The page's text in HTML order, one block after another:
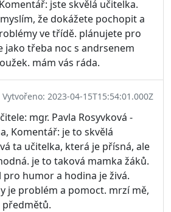
jste skvělá učitelka.
že dokážete pochopit a
ve třídě. plánujete pro
jako třeba noc s andrsenem
mám vás ráda.
Vytvořeno: 2023-04-15T15:54:01.000Z
mgr. Pavla Rosyvková -
Komentář: je to skvělá
ta učitelka, která je přísná, ale
je to taková mamka žáků.
humor a hodina je živá.
je problém a pomoct. mrzí mě,
předmětů.